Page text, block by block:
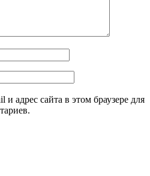
адрес сайта в этом браузере для